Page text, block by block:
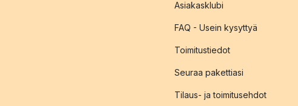
Asiakasklubi
FAQ - Usein kysyttyä
Toimitustiedot
Seuraa pakettiasi
Tilaus- ja toimitusehdot